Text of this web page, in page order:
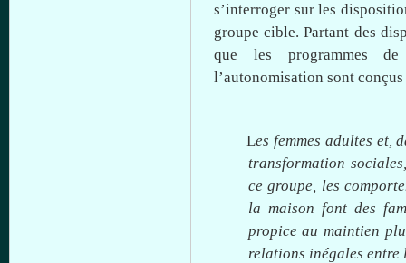
s’interroger surles
groupe cible.Partant des
que les programmes de
l’autonomisation sont conçus
Les femmes adultes et,
transformation sociales
ce groupe, les
la maison font des
propice aumaintien
relations inégales entre